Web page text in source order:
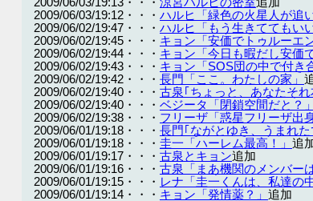
2009/06/03/19:12・・・ ハルヒ「緑色の火星人が追
2009/06/02/19:47・・・ ハルヒ「もう生きててもい
2009/06/02/19:45・・・ キョン「安価でトゥルーエ
2009/06/02/19:44・・・ キョン「今日も暇だし安価
2009/06/02/19:43・・・ キョン「SOS団の中で付き
2009/06/02/19:42・・・ 長門「ここ。わたしの家」
2009/06/02/19:40・・・ 古泉｢ちょっと、あなたそ
2009/06/02/19:40・・・ ベジータ「閉鎖空間だと？」
2009/06/02/19:38・・・ フリーザ「惑星フリーザ出
2009/06/01/19:18・・・ 長門｢ながとゆき、うまれた
2009/06/01/19:18・・・ 圭一「ハーレム最高！」 追
2009/06/01/19:17・・・ 古泉とキョン追加
2009/06/01/19:16・・・ 古泉「まあ機関のメンバー
2009/06/01/19:15・・・ レナ「圭一くんは、私達の
2009/06/01/19:14・・・ キョン「発情薬？」 追加